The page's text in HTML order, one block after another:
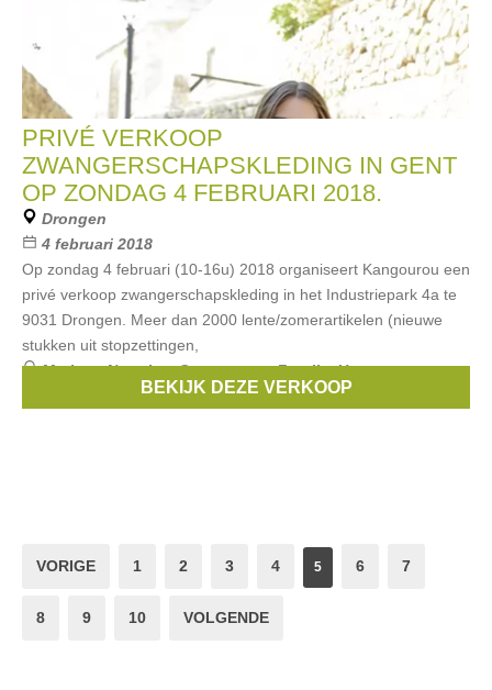
PRIVÉ VERKOOP
ZWANGERSCHAPSKLEDING IN GENT
OP ZONDAG 4 FEBRUARI 2018.
Drongen
4 februari 2018
Op zondag 4 februari (10-16u) 2018 organiseert Kangourou een
privé verkoop zwangerschapskleding in het Industriepark 4a te
9031 Drongen. Meer dan 2000 lente/zomerartikelen (nieuwe
stukken uit stopzettingen,
Merken:Noppies,Queen mum,Fragile,Un ventre pour
Esprit Maternity, ...
BEKIJK DEZE VERKOOP
VORIGE 1 2 3 4 5 6 7
8 9 10 VOLGENDE